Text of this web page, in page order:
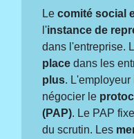
Lecomité social
l'instance de
dans l'entreprise.
place dans les
plus.
négocier le
(PAP). Le PAP
du scrutin. Les